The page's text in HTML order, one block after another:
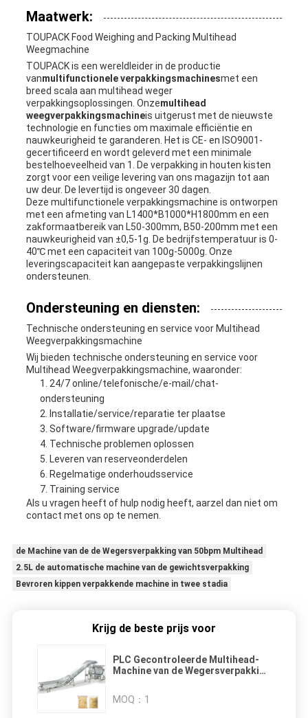
Maatwerk:
TOUPACK Food Weighing and Packing Multihead
Weegmachine
TOUPACK is een wereldleider in de productie
vanmultifunctionele verpakkingsmachinesmet een
breed scala aan multihead weger
verpakkingsoplossingen. Onzemultihead
weegverpakkingsmachineis uitgerust met de nieuwste
technologie en functies om maximale efficiëntie en
nauwkeurigheid te garanderen. Het is CE- en ISO9001-
gecertificeerd en wordt geleverd met een minimale
bestelhoeveelheid van 1. De verpakking in houten kisten
zorgt voor een veilige levering van ons magazijn tot aan
uw deur. De levertijd is ongeveer 30 dagen.
Deze multifunctionele verpakkingsmachine is ontworpen
met een afmeting van L1400*B1000*H1800mm en een
zakformaatbereik van L50-300mm, B50-200mm met een
nauwkeurigheid van ±0,5-1g. De bedrijfstemperatuur is 0-
40℃ met een capaciteit van 100g-5000g. Onze
leveringscapaciteit kan aangepaste verpakkingslijnen
ondersteunen.
Ondersteuning en diensten:
Technische ondersteuning en service voor Multihead
Weegverpakkingsmachine
Wij bieden technische ondersteuning en service voor
Multihead Weegverpakkingsmachine, waaronder:
24/7 online/telefonische/e-mail/chat-
ondersteuning
Installatie/service/reparatie ter plaatse
Software/firmware upgrade/update
Technische problemen oplossen
Leveren van reserveonderdelen
Regelmatige onderhoudsservice
Training service
Als u vragen heeft of hulp nodig heeft, aarzel dan niet om
contact met ons op te nemen.
de Machine van de de Wegersverpakking van 50bpm Multihead
2.5L de automatische machine van de gewichtsverpakking
Bevroren kippen verpakkende machine in twee stadia
Krijg de beste prijs voor
PLC Gecontroleerde Multihead-
Machine van de Wegersverpakking
MOQ： 1